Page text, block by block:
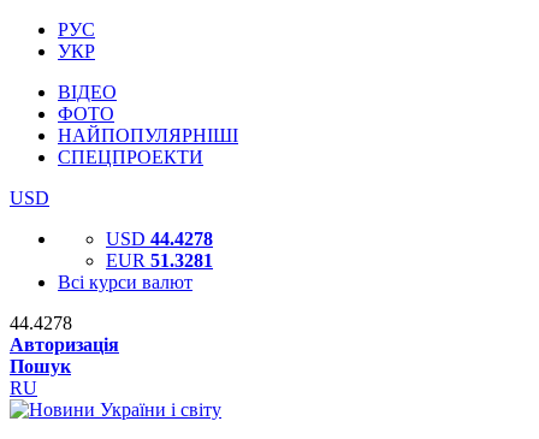
РУС
УКР
ВІДЕО
ФОТО
НАЙПОПУЛЯРНІШІ
СПЕЦПРОЕКТИ
USD
USD 44.4278
EUR 51.3281
Всі курси валют
44.4278
Авторизація
Пошук
RU